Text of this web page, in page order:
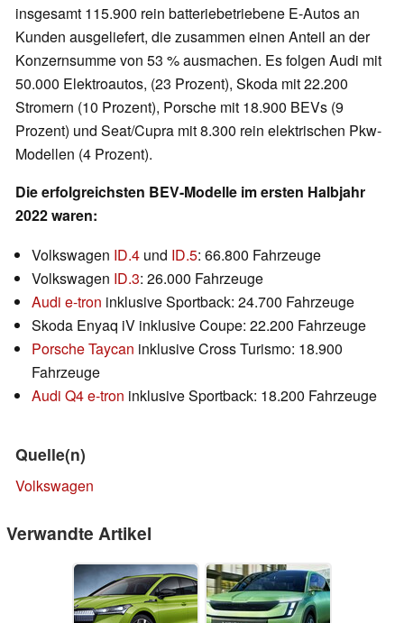
insgesamt 115.900 rein batteriebetriebene E-Autos an
Kunden ausgeliefert, die zusammen einen Anteil an der
Konzernsumme von 53 % ausmachen. Es folgen Audi mit
50.000 Elektroautos, (23 Prozent), Skoda mit 22.200
Stromern (10 Prozent), Porsche mit 18.900 BEVs (9
Prozent) und Seat/Cupra mit 8.300 rein elektrischen Pkw-
Modellen (4 Prozent).
Die erfolgreichsten BEV-Modelle im ersten Halbjahr
2022 waren:
Volkswagen ID.4 und ID.5: 66.800 Fahrzeuge
Volkswagen ID.3: 26.000 Fahrzeuge
Audi e-tron inklusive Sportback: 24.700 Fahrzeuge
Skoda Enyaq iV inklusive Coupe: 22.200 Fahrzeuge
Porsche Taycan inklusive Cross Turismo: 18.900
Fahrzeuge
Audi Q4 e-tron inklusive Sportback: 18.200 Fahrzeuge
Quelle(n)
Volkswagen
Verwandte Artikel